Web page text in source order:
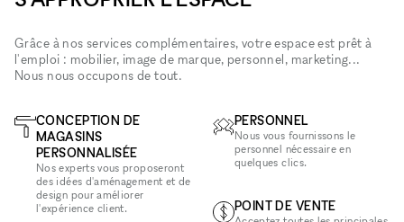
Grâce à nos services complémentaires, votre espace est prêt à
l'emploi : mobilier, image de marque, personnel, marketing...
Nous nous occupons de tout.
CONCEPTION DE
MAGASINS
PERSONNALISÉE
Nos experts vous proposeront
des idées d'aménagement et de
design pour améliorer
l'expérience client.
PERSONNEL
Nous vous fournissons le
personnel nécessaire en
quelques clics.
POINT DE VENTE